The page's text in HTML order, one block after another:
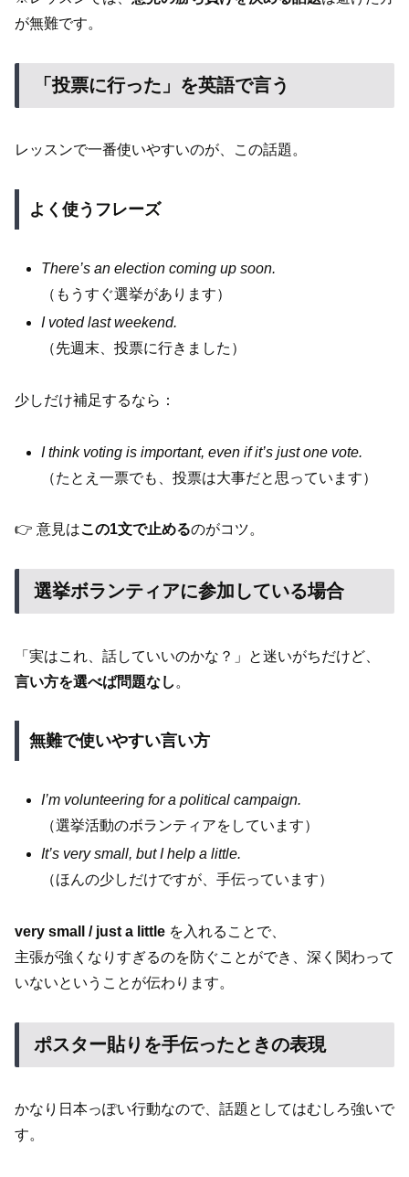
が無難です。
「投票に行った」を英語で言う
レッスンで一番使いやすいのが、この話題。
よく使うフレーズ
There’s an election coming up soon.
（もうすぐ選挙があります）
I voted last weekend.
（先週末、投票に行きました）
少しだけ補足するなら：
I think voting is important, even if it’s just one vote.
（たとえ一票でも、投票は大事だと思っています）
👉 意見はこの1文で止めるのがコツ。
選挙ボランティアに参加している場合
「実はこれ、話していいのかな？」と迷いがちだけど、
言い方を選べば問題なし 。
無難で使いやすい言い方
I’m volunteering for a political campaign.
（選挙活動のボランティアをしています）
It’s very small, but I help a little.
（ほんの少しだけですが、手伝っています）
very small / just a little を入れることで、
主張が強くなりすぎるのを防ぐことができ、深く関わって
いないということが伝わります。
ポスター貼りを手伝ったときの表現
かなり日本っぽい行動なので、話題としてはむしろ強いで
す。